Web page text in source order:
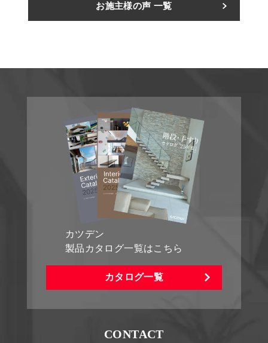
お施主様の声 一覧
カツデン
製品カタログ一覧はこちら
カタログ一覧
CONTACT